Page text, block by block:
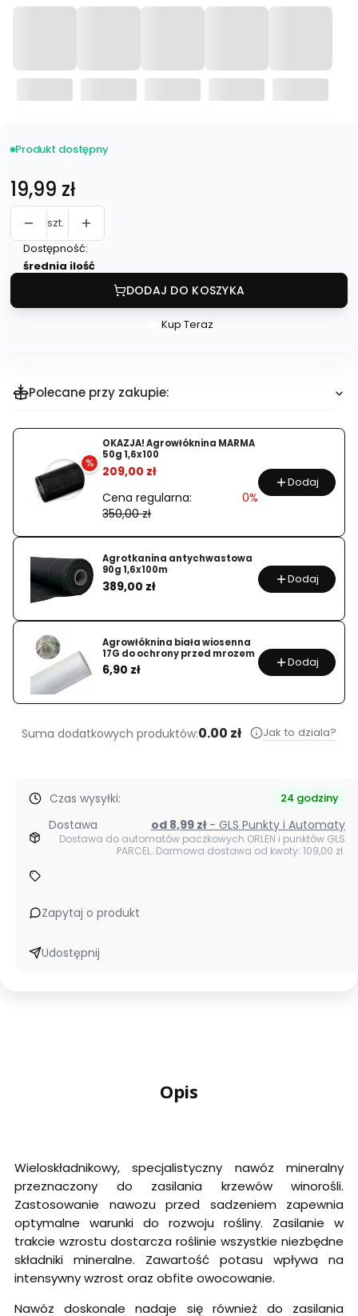
Produkt dostępny
Cena
19,99 zł
szt.
Dostępność:
średnia ilość
DODAJ DO KOSZYKA
Szybki
do
winorośli
Kup Teraz
Polecane przy zakupie:
%
OKAZJA! Agrowłóknina MARMA
50g 1,6x100
209,00 zł
Cena regularna:
350,00 zł
0%
Dodaj
Agrotkanina antychwastowa
90g 1,6x100m
Cena
389,00 zł Dodaj
Agrowłóknina biała wiosenna
17G do ochrony przed mrozem
Cena
6,90 zł Dodaj
Suma dodatkowych produktów:0.00 zł Jak to dziala?
Czas wysyłki: 24 godziny
Dostawa od 8,99 zł - GLS Punkty i Automaty
Dostawa do automatów paczkowych ORLEN i punktów GLS
PARCEL. Darmowa dostawa od kwoty: 109,00 zł.
Zapytaj o produkt
Udostępnij
Opis
Wieloskładnikowy, specjalistyczny nawóz mineralny
przeznaczony do zasilania krzewów winorośli.
Zastosowanie nawozu przed sadzeniem zapewnia
optymalne warunki do rozwoju rośliny. Zasilanie w
trakcie wzrostu dostarcza roślinie wszystkie niezbędne
składniki mineralne. Zawartość potasu wpływa na
intensywny wzrost oraz obfite owocowanie.
Nawóz doskonale nadaje się również do zasilania